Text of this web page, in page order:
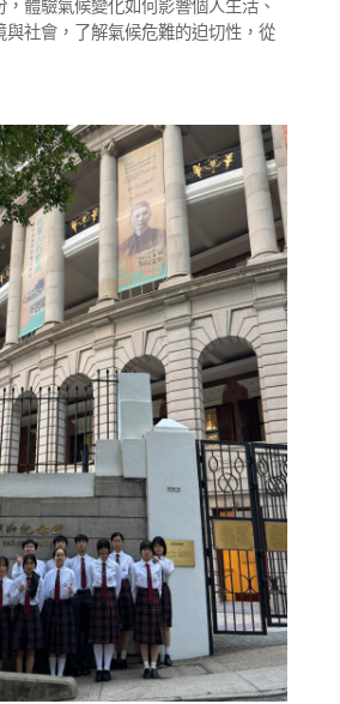
體驗氣候變化如何影響個人生活、
與社會，了解氣候危難的迫切性，從